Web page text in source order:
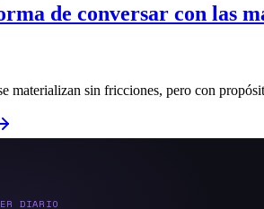
de conversar con las
materializan sin fricciones, pero con
DIARIO